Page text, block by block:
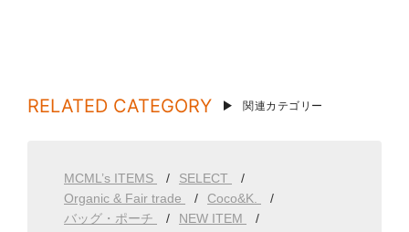
RELATED CATEGORY 関連カテゴリー
MCML’s ITEMS
SELECT
Organic & Fair trade
Coco&K.
バッグ・ポーチ
NEW ITEM